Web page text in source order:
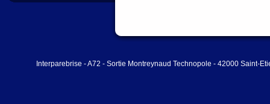
Interparebrise - A72 - Sortie Montreynaud Technopole - 42000 Saint-